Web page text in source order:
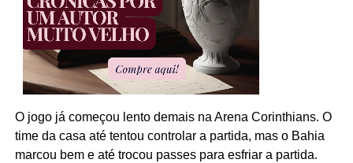
O jogo já começou lento demais na Arena Corinthians. O
time da casa até tentou controlar a partida, mas o Bahia
marcou bem e até trocou passes para esfriar a partida.